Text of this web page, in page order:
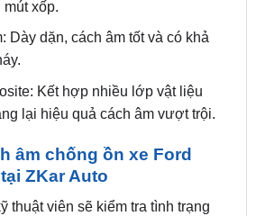
xốp.
Dày dặn, cách âm tốt và có khả
Kết hợp nhiều lớp vật liệu
lại hiệu quả cách âm vượt trội.
âm chống ồn xe Ford
ZKar Auto
thuật viên sẽ kiểm tra tình trạng